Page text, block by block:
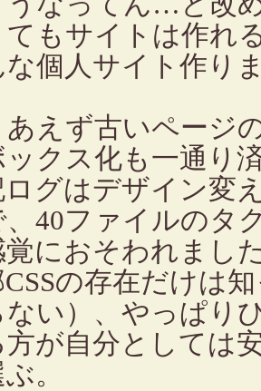
てもサイトは作れ
な個人サイト作り
あえず古いページ
ックス化も一通り
ログはデザイン変
、40ファイルのタ
覚におそわれまし
の存在だけは
ない）、やっぱり
方が自分としては
。